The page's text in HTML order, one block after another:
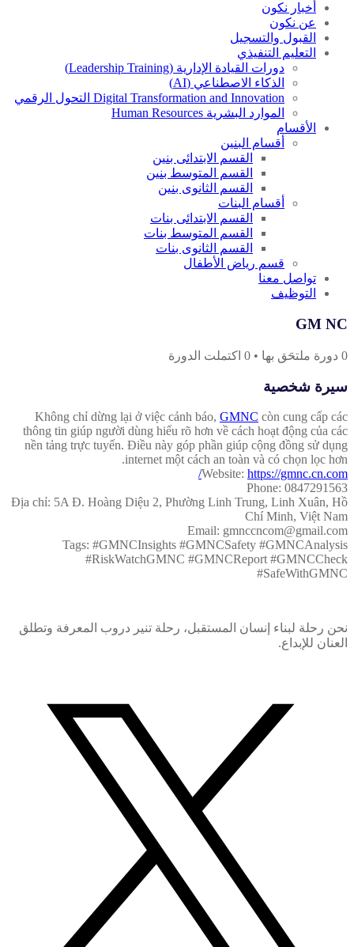
أخبار نكون
عن نكون
القبول والتسجيل
التعليم التنفيذي
دورات القيادة الإدارية (Leadership Training)
الذكاء الاصطناعي (AI)
Digital Transformation and Innovation التحول الرقمي
الموارد البشرية Human Resources
الأقسام
أقسام البنين
القسم الابتدائى بنين
القسم المتوسط بنين
القسم الثانوى بنين
أقسام البنات
القسم الابتدائى بنات
القسم المتوسط بنات
القسم الثانوى بنات
قسم رياض الأطفال
تواصل معنا
التوظيف
GM NC
0 دورة ملتحَق بها •
0 اكتملت الدورة
سيرة شخصية
Không chỉ dừng lại ở việc cảnh báo, GMNC còn cung cấp các
thông tin giúp người dùng hiểu rõ hơn về cách hoạt động của các
nền tảng trực tuyến. Điều này góp phần giúp cộng đồng sử dụng
internet một cách an toàn và có chọn lọc hơn.
Website: https://gmnc.cn.com/
Phone: 0847291563
Địa chỉ: 5A Đ. Hoàng Diệu 2, Phường Linh Trung, Linh Xuân, Hồ
Chí Minh, Việt Nam
Email: gmnccncom@gmail.com
Tags: #GMNCInsights #GMNCSafety #GMNCAnalysis
#RiskWatchGMNC #GMNCReport #GMNCCheck
#SafeWithGMNC
نحن رحلة لبناء إنسان المستقبل، رحلة تنير دروب المعرفة وتطلق
العنان للإبداع.